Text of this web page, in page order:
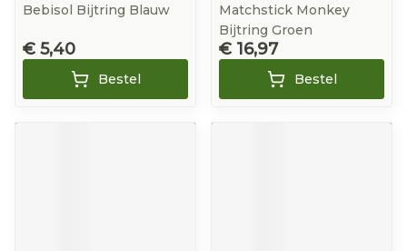
Bebisol Bijtring Blauw
€ 5,40
Bestel
Matchstick Monkey
Bijtring Groen
€ 16,97
Bestel